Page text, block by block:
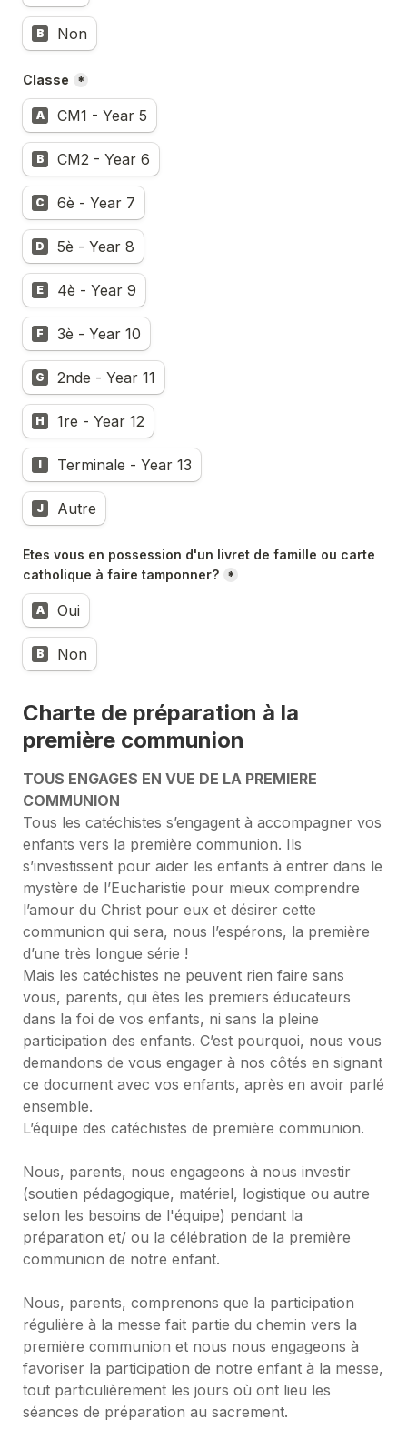
B Non
Classe *
A CM1 - Year 5
B CM2 - Year 6
C 6è - Year 7
D 5è - Year 8
E 4è - Year 9
F 3è - Year 10
G 2nde - Year 11
H 1re - Year 12
I Terminale - Year 13
J Autre
Etes vous en possession d'un livret de famille ou carte
catholique à faire tamponner? *
A Oui
B Non
Charte de préparation à la
première communion
TOUS ENGAGES EN VUE DE LA PREMIERE
COMMUNION
Tous les catéchistes s’engagent à accompagner vos
enfants vers la première communion. Ils
s’investissent pour aider les enfants à entrer dans le
mystère de l’Eucharistie pour mieux comprendre
l’amour du Christ pour eux et désirer cette
communion qui sera, nous l’espérons, la première
d’une très longue série !
Mais les catéchistes ne peuvent rien faire sans
vous, parents, qui êtes les premiers éducateurs
dans la foi de vos enfants, ni sans la pleine
participation des enfants. C’est pourquoi, nous vous
demandons de vous engager à nos côtés en signant
ce document avec vos enfants, après en avoir parlé
ensemble.
L’équipe des catéchistes de première communion.
Nous, parents, nous engageons à nous investir
(soutien pédagogique, matériel, logistique ou autre
selon les besoins de l'équipe) pendant la
préparation et/ ou la célébration de la première
communion de notre enfant.
Nous, parents, comprenons que la participation
régulière à la messe fait partie du chemin vers la
première communion et nous nous engageons à
favoriser la participation de notre enfant à la messe,
tout particulièrement les jours où ont lieu les
séances de préparation au sacrement.